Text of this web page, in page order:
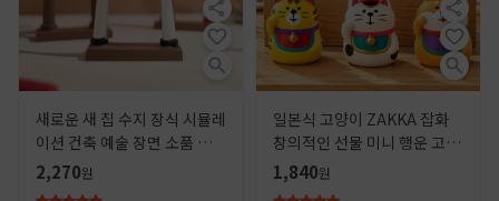
새로운 새 집 수지 장식 시뮬레
이션 건축 예술 장면 소품 모래
판 마이크로 풍경 문화 창조적
인 장식품
2,270원
일본식 고양이 ZAKKA 잡화
창의적인 선물 미니 행운 고양
이 장식품 레진 미니어처 레진
소형 장식품
1,840원